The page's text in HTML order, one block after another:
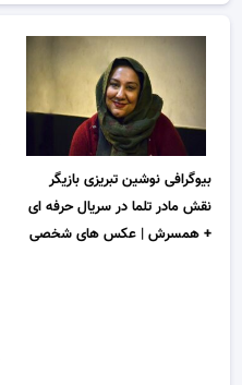
بیوگرافی نوشین تبریزی بازیگر
نقش مادر تلما در سریال حرفه ای
+ همسرش | عکس های شخصی